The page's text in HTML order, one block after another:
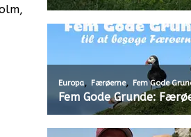
Europa, Færøerne, Fem Gode
Fem Gode Grunde: